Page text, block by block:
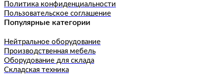
Политика конфиденциальности
Пользовательское соглашение
Популярные категории
Нейтральное оборудование
Производственная мебель
Оборудование для склада
Складская техника